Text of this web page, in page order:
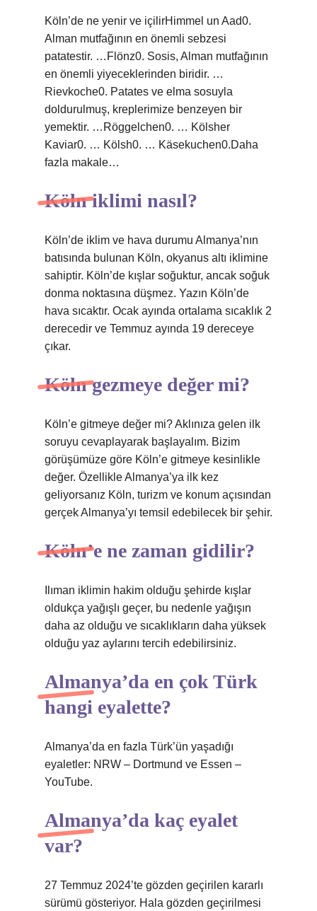
Köln’de ne yenir ve içilirHimmel un Aad0.
Alman mutfağının en önemli sebzesi
patatestir. …Flönz0. Sosis, Alman mutfağının
en önemli yiyeceklerinden biridir. …
Rievkoche0. Patates ve elma sosuyla
doldurulmuş, kreplerimize benzeyen bir
yemektir. …Röggelchen0. … Kölsher
Kaviar0. … Kölsh0. … Käsekuchen0.Daha
fazla makale…
Köln iklimi nasıl?
Köln’de iklim ve hava durumu Almanya’nın
batısında bulunan Köln, okyanus altı iklimine
sahiptir. Köln’de kışlar soğuktur, ancak soğuk
donma noktasına düşmez. Yazın Köln’de
hava sıcaktır. Ocak ayında ortalama sıcaklık 2
derecedir ve Temmuz ayında 19 dereceye
çıkar.
Köln gezmeye değer mi?
Köln’e gitmeye değer mi? Aklınıza gelen ilk
soruyu cevaplayarak başlayalım. Bizim
görüşümüze göre Köln’e gitmeye kesinlikle
değer. Özellikle Almanya’ya ilk kez
geliyorsanız Köln, turizm ve konum açısından
gerçek Almanya’yı temsil edebilecek bir şehir.
Köln’e ne zaman gidilir?
Ilıman iklimin hakim olduğu şehirde kışlar
oldukça yağışlı geçer, bu nedenle yağışın
daha az olduğu ve sıcaklıkların daha yüksek
olduğu yaz aylarını tercih edebilirsiniz.
Almanya’da en çok Türk
hangi eyalette?
Almanya’da en fazla Türk’ün yaşadığı
eyaletler: NRW – Dortmund ve Essen –
YouTube.
Almanya’da kaç eyalet
var?
27 Temmuz 2024’te gözden geçirilen kararlı
sürümü gösteriyor. Hala gözden geçirilmesi